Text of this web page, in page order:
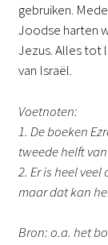
gebruiken.
Joodse harten
Jezus. Alles tot
van Israël.
Voetnoten:
1. De boeken
tweede helft
2. Er is heel
maar dat kan
Bron: o.a. het